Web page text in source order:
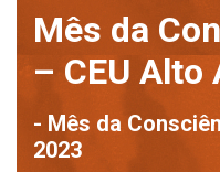
Mês da
– CEU Alto
- Mês da
2023